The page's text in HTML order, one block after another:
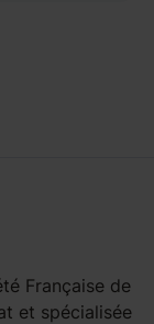
Française de
et spécialisée